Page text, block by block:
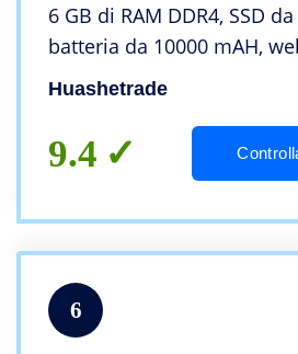
6 GB di RAM DDR4, SSD
batteria da 10000 mAH,
sistema operativo Windows
Huashetrade
9.4
6